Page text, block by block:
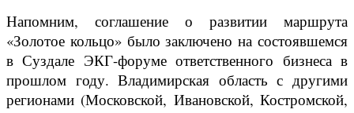
Напомним, соглашение о развитии маршрута
«Золотое кольцо» было заключено на состоявшемся
в Суздале ЭКГ-форуме ответственного бизнеса в
прошлом году. Владимирская область с другими
регионами (Московской, Ивановской, Костромской,